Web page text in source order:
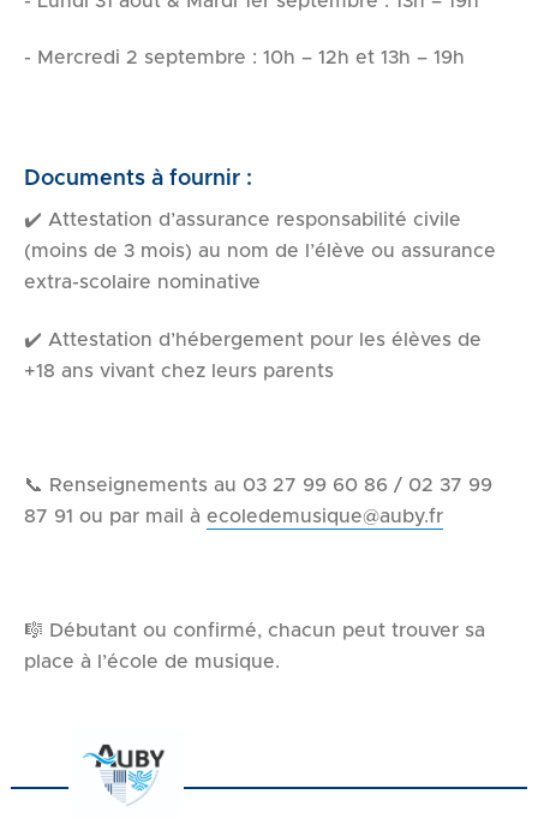
- Mercredi 2 septembre : 10h – 12h et 13h – 19h
Documents à fournir :
✔️ Attestation d’assurance responsabilité civile
(moins de 3 mois) au nom de l’élève ou assurance
extra-scolaire nominative
✔️ Attestation d’hébergement pour les élèves de
+18 ans vivant chez leurs parents
📞 Renseignements au 03 27 99 60 86 / 02 37 99
87 91 ou par mail à ecoledemusique@auby.fr
🎼 Débutant ou confirmé, chacun peut trouver sa
place à l’école de musique.